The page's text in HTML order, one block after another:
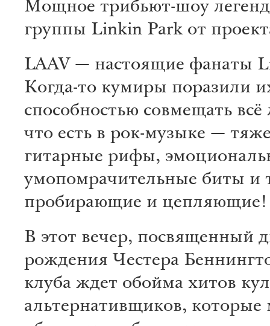
Мощное трибьют-шоу
группы Linkin Park от
LAAV — настоящие фанаты
Когда-то кумиры поразили
способностью совмещать
что есть в рок-музыке —
гитарные рифы,
умопомрачительные биты и
пробирающие и цепляющие!
В этот вечер, посвященный
рождения Честера
клуба ждет обойма хитов
альтернативщиков,